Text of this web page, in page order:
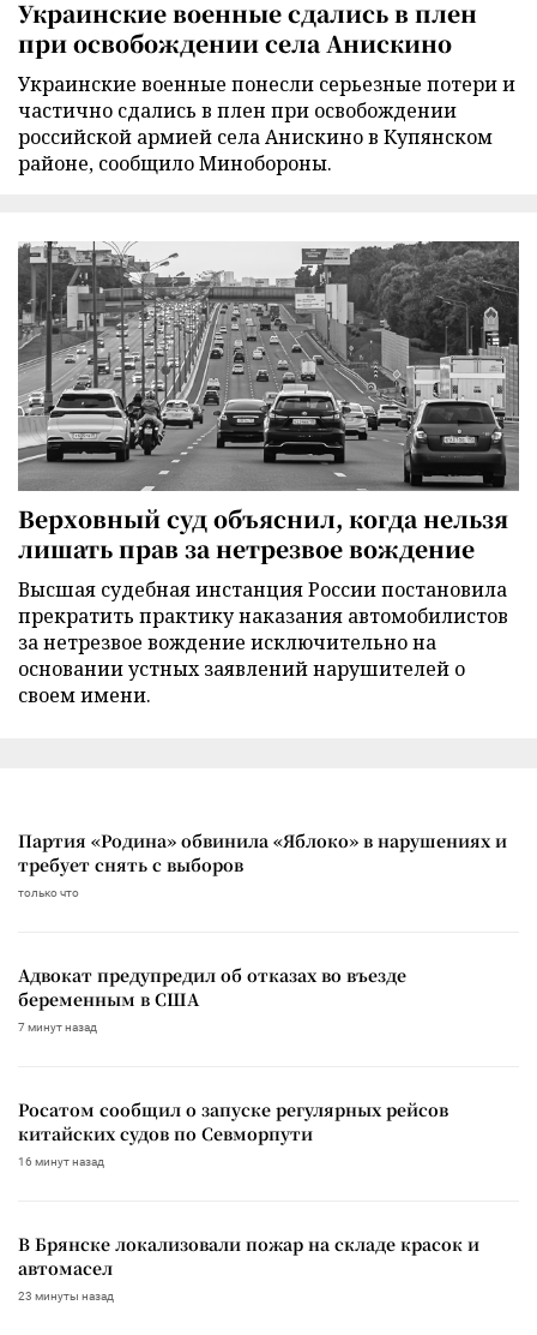
Украинские военные сдались в плен
при освобождении села Анискино
Украинские военные понесли серьезные потери и
частично сдались в плен при освобождении
российской армией села Анискино в Купянском
районе, сообщило Минобороны.
Верховный суд объяснил, когда нельзя
лишать прав за нетрезвое вождение
Высшая судебная инстанция России постановила
прекратить практику наказания автомобилистов
за нетрезвое вождение исключительно на
основании устных заявлений нарушителей о
своем имени.
Партия «Родина» обвинила «Яблоко» в нарушениях и
требует снять с выборов
только что
Адвокат предупредил об отказах во въезде
беременным в США
7 минут назад
Росатом сообщил о запуске регулярных рейсов
китайских судов по Севморпути
16 минут назад
В Брянске локализовали пожар на складе красок и
автомасел
23 минуты назад